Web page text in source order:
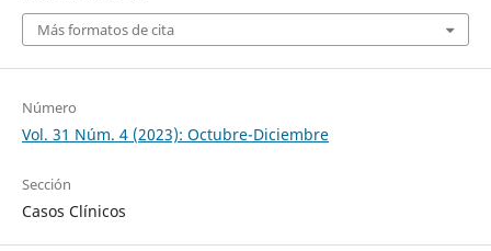
Más formatos de cita
Número
Vol. 31 Núm. 4 (2023): Octubre-Diciembre
Sección
Casos Clínicos